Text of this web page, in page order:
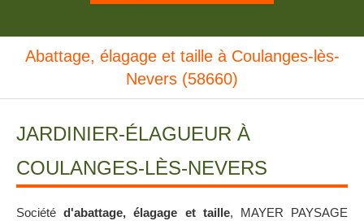
Abattage, élagage et taille à Coulanges-lès-
Nevers (58660)
JARDINIER-ÉLAGUEUR À
COULANGES-LÈS-NEVERS
Société d'abattage, élagage et taille, MAYER PAYSAGE